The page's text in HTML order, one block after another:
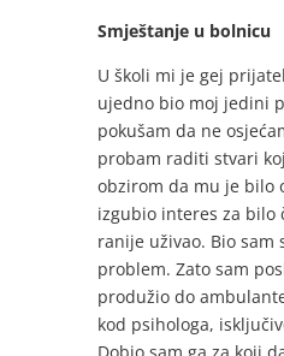
Smještanje u bolnicu
U školi mi je gej
ujedno bio moj jedini
pokušam da ne
probam raditi stvari
obzirom da mu je bilo
izgubio interes za bilo
ranije uživao. Bio sam
problem. Zato sam
produžio do
kod psihologa,